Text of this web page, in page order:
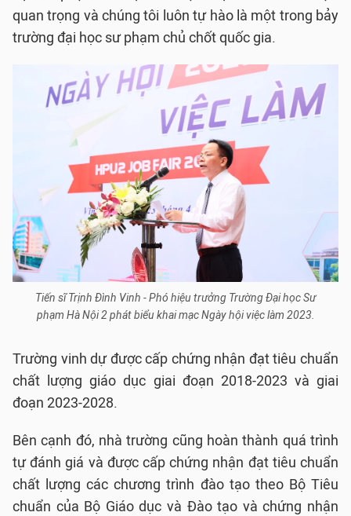
quan trọng và chúng tôi luôn tự hào là một trong bảy
trường đại học sư phạm chủ chốt quốc gia.
Tiến sĩ Trịnh Đình Vinh - Phó hiệu trưởng Trường Đại học Sư
phạm Hà Nội 2 phát biểu khai mạc Ngày hội việc làm 2023.
Trường vinh dự được cấp chứng nhận đạt tiêu chuẩn
chất lượng giáo dục giai đoạn 2018-2023 và giai
đoạn 2023-2028.
Bên cạnh đó, nhà trường cũng hoàn thành quá trình
tự đánh giá và được cấp chứng nhận đạt tiêu chuẩn
chất lượng các chương trình đào tạo theo Bộ Tiêu
chuẩn của Bộ Giáo dục và Đào tạo và chứng nhận